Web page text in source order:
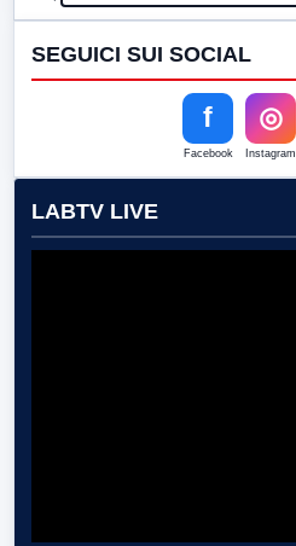
SEGUICI SUI SOCIAL
f
Facebook
◎
Instagram
LABTV LIVE